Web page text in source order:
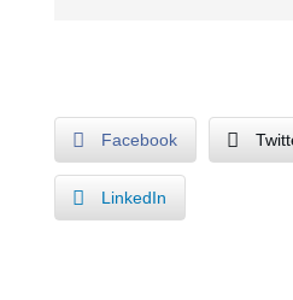
Facebook
LinkedIn